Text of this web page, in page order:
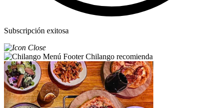
Subscripción exitosa
Chilango recomienda